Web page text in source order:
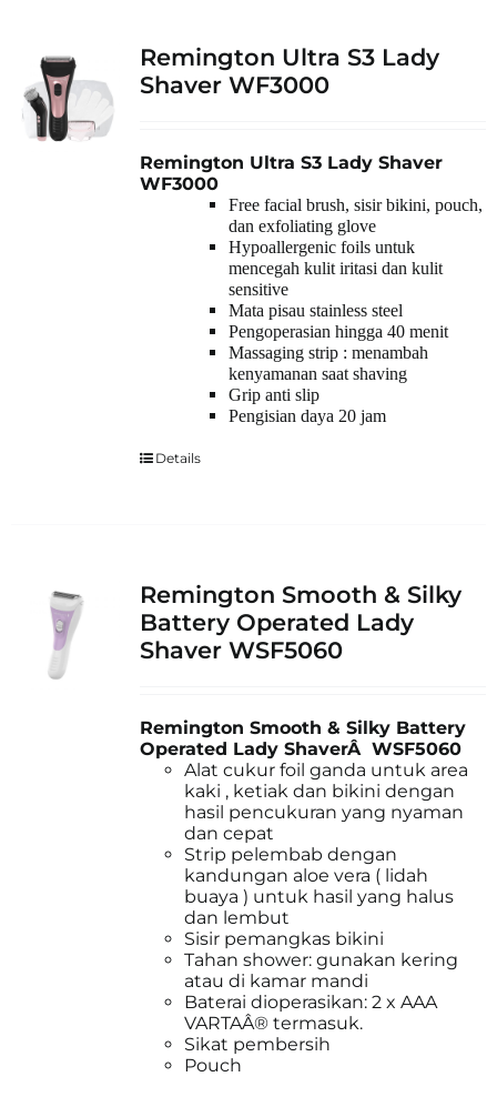
Remington Ultra S3 Lady
Shaver WF3000
Remington Ultra S3 Lady Shaver
WF3000
Free facial brush, sisir bikini, pouch,
dan exfoliating glove
Hypoallergenic foils untuk
mencegah kulit iritasi dan kulit
sensitive
Mata pisau stainless steel
Pengoperasian hingga 40 menit
Massaging strip : menambah
kenyamanan saat shaving
Grip anti slip
Pengisian daya 20 jam
Details
Remington Smooth & Silky
Battery Operated Lady
Shaver WSF5060
Remington Smooth & Silky Battery
Operated Lady ShaverÂ WSF5060
Alat cukur foil ganda untuk area
kaki , ketiak dan bikini dengan
hasil pencukuran yang nyaman
dan cepat
Strip pelembab dengan
kandungan aloe vera ( lidah
buaya ) untuk hasil yang halus
dan lembut
Sisir pemangkas bikini
Tahan shower: gunakan kering
atau di kamar mandi
Baterai dioperasikan: 2 x AAA
VARTAÂ® termasuk.
Sikat pembersih
Pouch